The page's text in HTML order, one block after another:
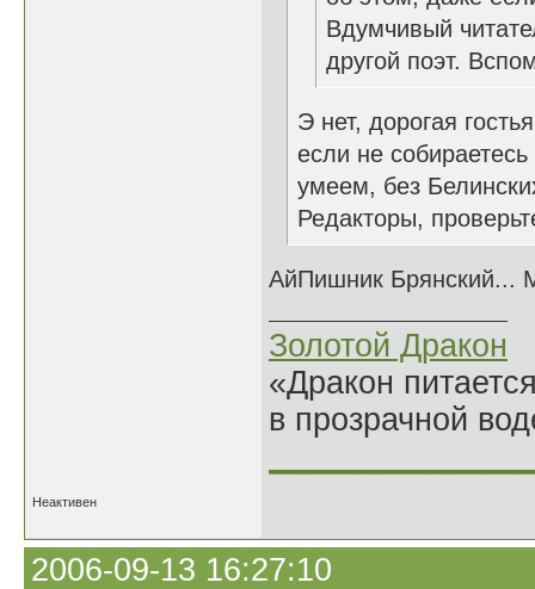
Вдумчивый
другой поэт.
Э нет, дорогая
если не
умеем, без
Редакторы,
АйПишник Брянский...
Золотой Дракон
«Дракон
в прозрачной
Неактивен
2006-09-13 16:27:10